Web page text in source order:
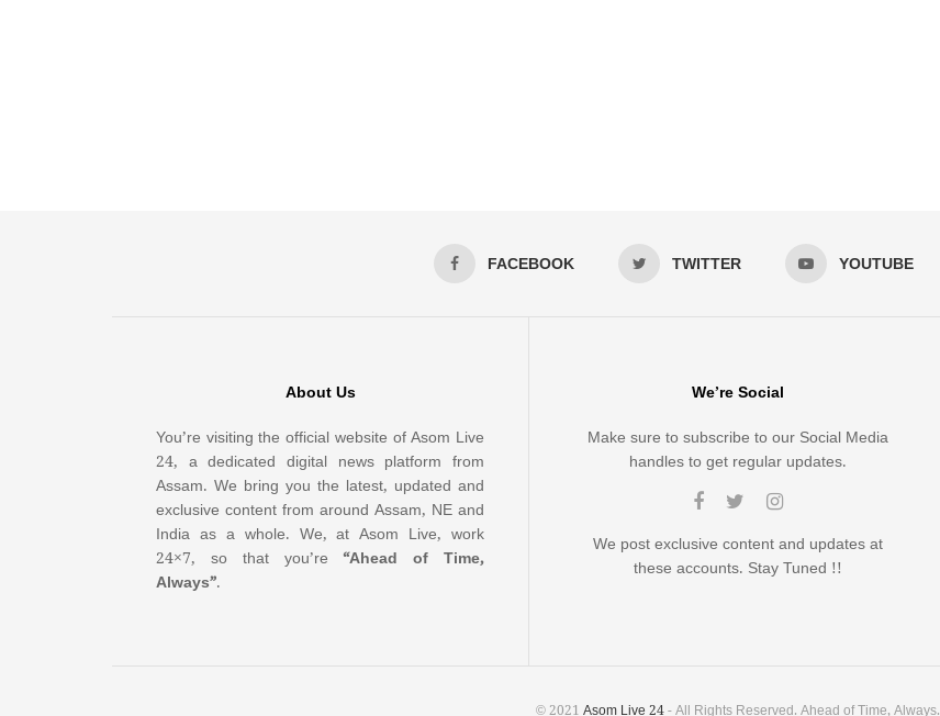
FACEBOOK TWITTER YOUTUBE
About Us
You’re visiting the official website of Asom Live
24, a dedicated digital news platform from
Assam. We bring you the latest, updated and
exclusive content from around Assam, NE and
India as a whole. We, at Asom Live, work
24×7, so that you’re“Ahead of Time,
Always”.
We’re Social
Make sure to subscribe to our Social Media
handles to get regular updates.
We post exclusive content and updates at
these accounts. Stay Tuned !!
© 2021 Asom Live 24- All Rights Reserved. Ahead of Time, Always.